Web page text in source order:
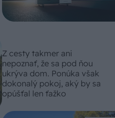
Z cesty takmer ani
nepoznať, že sa pod ňou
ukrýva dom. Ponúka však
dokonalý pokoj, aký by sa
opúšťal len ťažko